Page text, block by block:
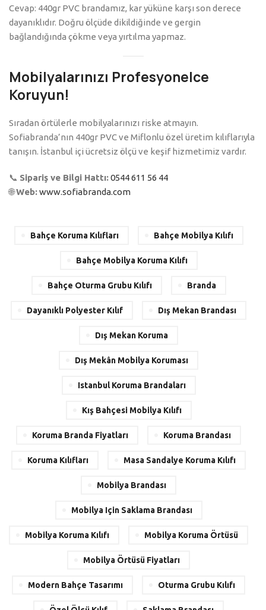
Cevap: 440gr PVC brandamız, kar yüküne karşı son derece
dayanıklıdır. Doğru ölçüde dikildiğinde ve gergin
bağlandığında çökme veya yırtılma yapmaz.
Mobilyalarınızı Profesyonelce
Koruyun!
Sıradan örtülerle mobilyalarınızı riske atmayın.
Sofiabranda’nın 440gr PVC ve Miflonlu özel üretim kılıflarıyla
tanışın. İstanbul içi ücretsiz ölçü ve keşif hizmetimiz vardır.
📞 Sipariş ve Bilgi Hattı:0544 611 56 44
🌐Web:www.sofiabranda.com
Bahçe Koruma Kılıfları Bahçe Mobilya Kılıfı
Bahçe Mobilya Koruma Kılıfı
Bahçe Oturma Grubu Kılıfı Branda
Dayanıklı Polyester Kılıf Dış Mekan Brandası
Dış Mekan Koruma
Dış Mekân Mobilya Koruması
Istanbul Koruma Brandaları
Kış Bahçesi Mobilya Kılıfı
Koruma Branda Fiyatları Koruma Brandası
Koruma Kılıfları Masa Sandalye Koruma Kılıfı
Mobilya Brandası
Mobilya Için Saklama Brandası
Mobilya Koruma Kılıfı Mobilya Koruma Örtüsü
Mobilya Örtüsü Fiyatları
Modern Bahçe Tasarımı Oturma Grubu Kılıfı